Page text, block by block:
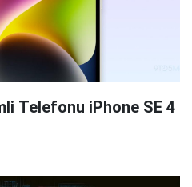
Telefonu iPhone SE 4